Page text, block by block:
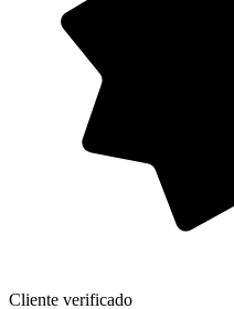
Cliente verificado